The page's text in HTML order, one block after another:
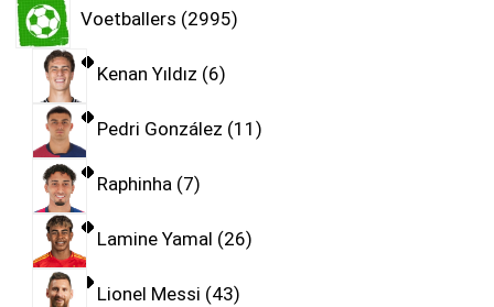
Voetballers 2995
Kenan Yıldız 6
Pedri González 11
Raphinha 7
Lamine Yamal 26
Lionel Messi 43